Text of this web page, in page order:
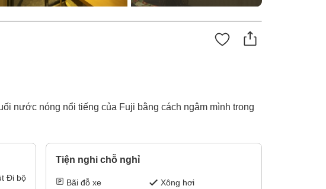
nước nóng nổi tiếng của Fuji bằng cách ngâm mình trong
Đi bộ
Tiện nghi chỗ nghỉ
Bãi đỗ xe
Xông hơi